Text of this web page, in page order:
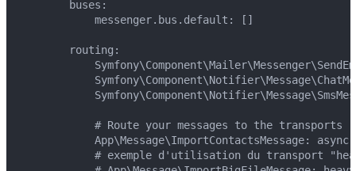
        buses:
            messenger.bus.default: []
        routing:
            # Route your messages to the transports
            App\Message\ImportContactsMessage: async
# exemple d'utilisation du transport